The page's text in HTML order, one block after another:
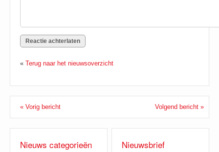
« Terug naar het nieuwsoverzicht
« Vorig bericht Volgend bericht »
Nieuws categorieën Nieuwsbrief